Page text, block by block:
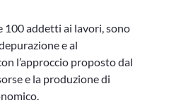
100 addetti ai lavori, sono
e al
l’approccio proposto dal
e la produzione di